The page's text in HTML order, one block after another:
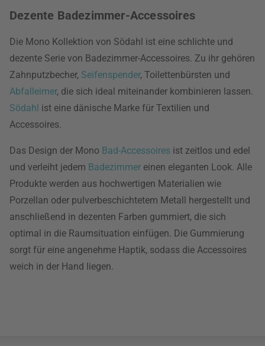
Dezente Badezimmer-Accessoires
Die Mono Kollektion von Södahl ist eine schlichte und
dezente Serie von Badezimmer-Accessoires. Zu ihr gehören
Zahnputzbecher, Seifenspender, Toilettenbürsten und
Abfalleimer, die sich ideal miteinander kombinieren lassen.
Södahl ist eine dänische Marke für Textilien und
Accessoires.
Das Design der Mono Bad-Accessoires ist zeitlos und edel
und verleiht jedem Badezimmer einen eleganten Look. Alle
Produkte werden aus hochwertigen Materialien wie
Porzellan oder pulverbeschichtetem Metall hergestellt und
anschließend in dezenten Farben gummiert, die sich
optimal in die Raumsituation einfügen. Die Gummierung
sorgt für eine angenehme Haptik, sodass die Accessoires
weich in der Hand liegen.